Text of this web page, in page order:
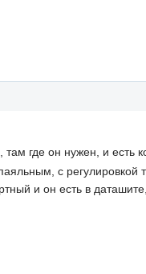
там где он нужен, и есть
с
и он есть в